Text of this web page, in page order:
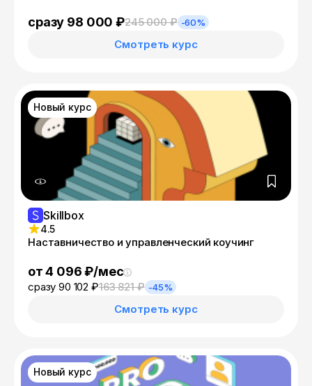
сразу 98 000 ₽245 000 ₽ -60%
Смотреть курс
Новый курс
Skillbox
4.5
Наставничество и управленческий коучинг
от 4 096 ₽/мес
сразу 90 102 ₽163 821 ₽ -45%
Смотреть курс
Новый курс